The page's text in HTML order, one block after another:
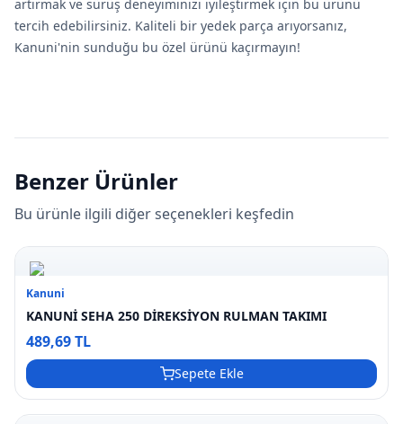
artırmak ve sürüş deneyiminizi iyileştirmek için bu ürünü
tercih edebilirsiniz. Kaliteli bir yedek parça arıyorsanız,
Kanuni'nin sunduğu bu özel ürünü kaçırmayın!
Benzer Ürünler
Bu ürünle ilgili diğer seçenekleri keşfedin
Kanuni
KANUNİ SEHA 250 DİREKSİYON RULMAN TAKIMI
489,69 TL
Sepete Ekle